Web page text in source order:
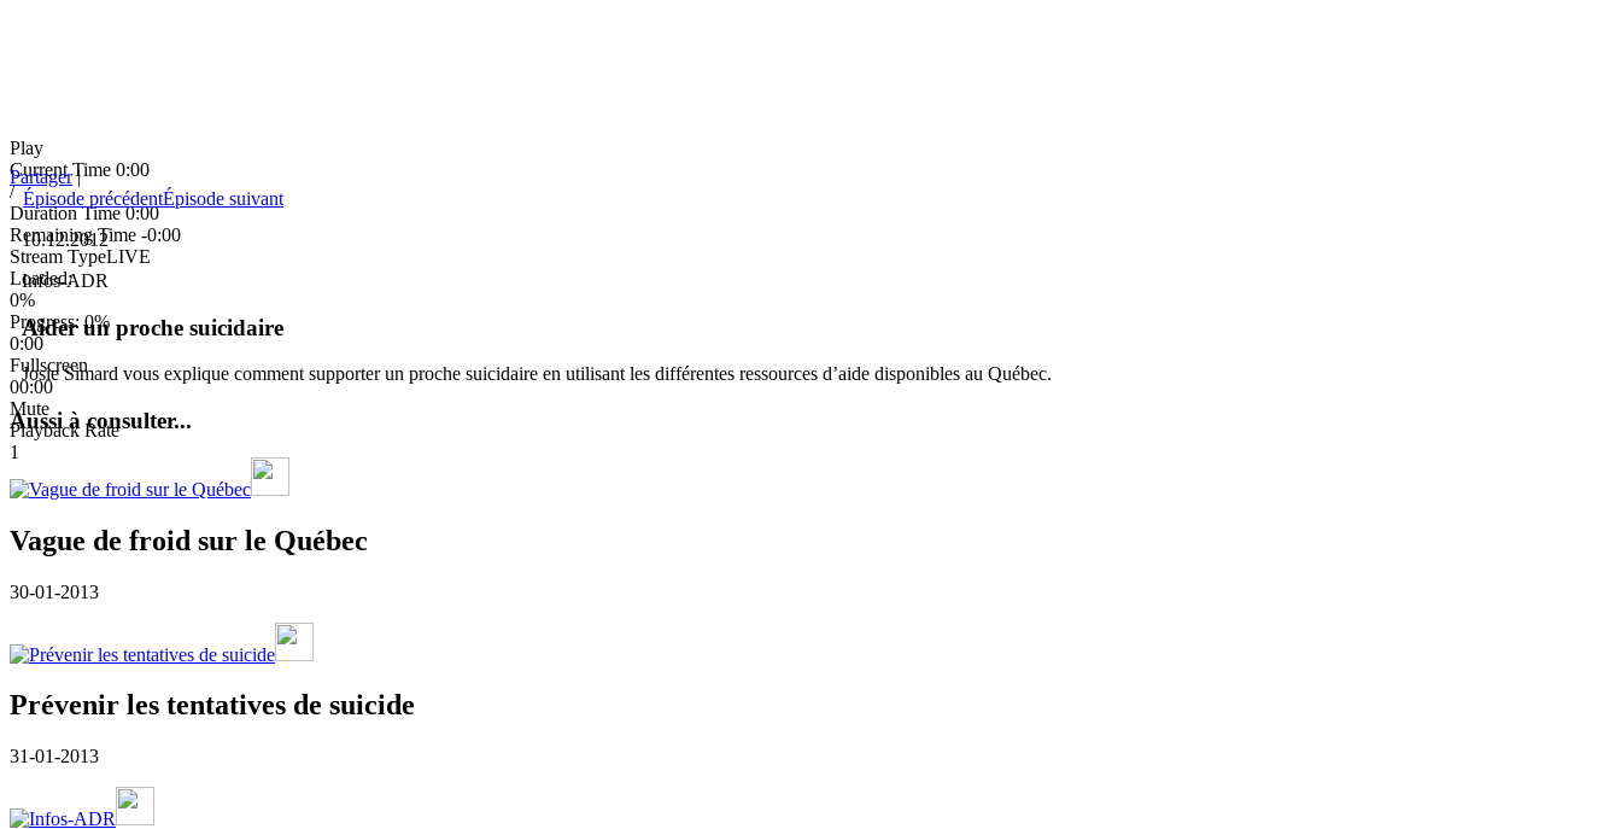
Play
Current Time 0:00
/
Duration Time0:00
Remaining Time -0:00
Stream TypeLIVE
Loaded:
0%
Progress: 0%
0:00
Fullscreen
00:00
Mute
Playback Rate
1
Partager |
Épisode précédentÉpisode suivant
10.12.2012
Infos-ADR
Aider un proche suicidaire
Josie Simard vous explique comment supporter un proche suicidaire en utilisant les différentes ressources d’aide disponibles au Québec.
Aussi à consulter...
Vague de froid sur le Québec
30-01-2013
Prévenir les tentatives de suicide
31-01-2013